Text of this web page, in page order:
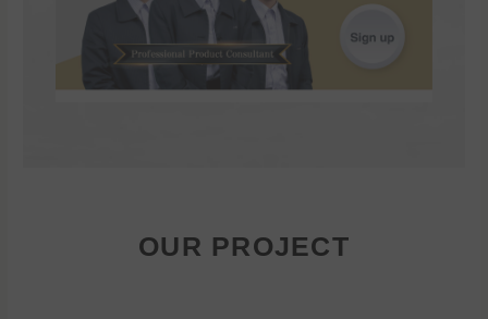
OUR PROJECT